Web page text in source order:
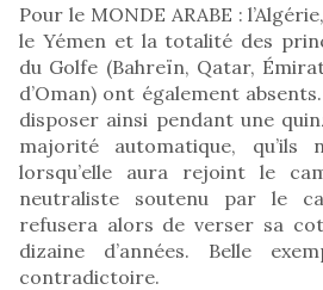
Pour le MONDE ARABE :
le Yémen et la totalité des
du Golfe (Bahreïn, Qatar,
d’Oman) ont également
disposer ainsi pendant une
majorité automatique, qu’ils
lorsqu’elle aura rejoint le
neutraliste soutenu par le
refusera alors de verser sa
dizaine d’années. Belle
contradictoire.